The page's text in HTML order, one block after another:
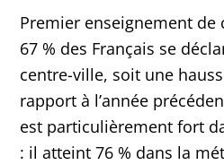
Premier enseignement de
67 % des Français se
centre-ville, soit une
rapport à l’année
est particulièrement fort
: il atteint 76 % dans la